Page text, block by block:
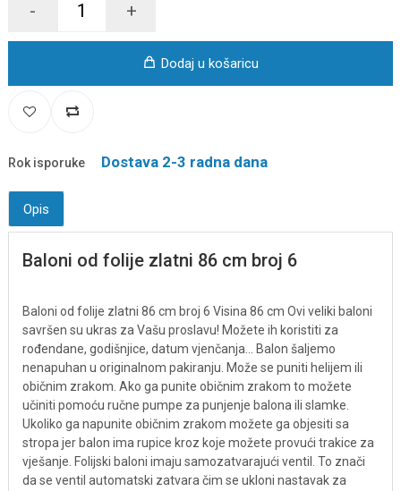
- +
Dodaj u košaricu
Rok isporuke Dostava 2-3 radna dana
Opis
Baloni od folije zlatni 86 cm broj 6
Baloni od folije zlatni 86 cm broj 6 Visina 86 cm Ovi veliki baloni
savršen su ukras za Vašu proslavu! Možete ih koristiti za
rođendane, godišnjice, datum vjenčanja... Balon šaljemo
nenapuhan u originalnom pakiranju. Može se puniti helijem ili
običnim zrakom. Ako ga punite običnim zrakom to možete
učiniti pomoću ručne pumpe za punjenje balona ili slamke.
Ukoliko ga napunite običnim zrakom možete ga objesiti sa
stropa jer balon ima rupice kroz koje možete provući trakice za
vješanje. Folijski baloni imaju samozatvarajući ventil. To znači
da se ventil automatski zatvara čim se ukloni nastavak za